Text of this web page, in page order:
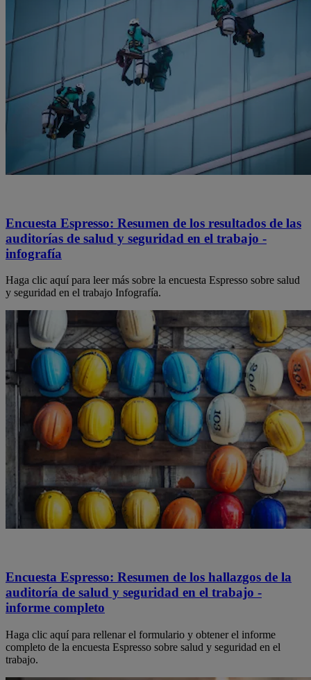
Encuesta Espresso: Resumen de los resultados de las
auditorías de salud y seguridad en el trabajo -
infografía
Haga clic aquí para leer más sobre la encuesta Espresso sobre salud
y seguridad en el trabajo Infografía.
Encuesta Espresso: Resumen de los hallazgos de la
auditoría de salud y seguridad en el trabajo -
informe completo
Haga clic aquí para rellenar el formulario y obtener el informe
completo de la encuesta Espresso sobre salud y seguridad en el
trabajo.